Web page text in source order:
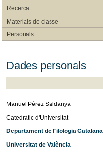
Recerca
Materials de classe
Personals
Dades personals
Manuel Pérez Saldanya
Catedràtic d'Universitat
Departament de Filologia Catalana
Universitat de València